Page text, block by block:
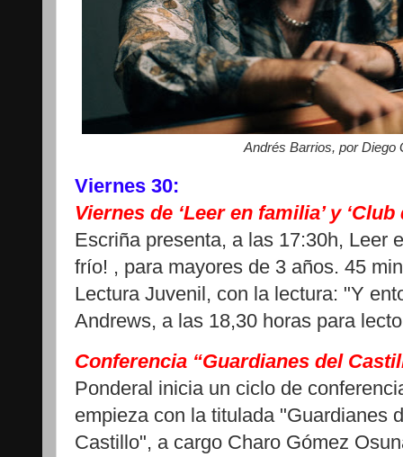
Andrés Barrios, por Diego
Viernes 30:
Viernes de ‘Leer en familia’ y
Escriña presenta, a las 17:30h, Leer
frío! , para mayores de 3 años. 45
Lectura Juvenil, con la lectura: "Y
Andrews, a las 18,30 horas para
Conferencia “Guardianes del
Ponderal inicia un ciclo de
empieza con la titulada "Guardianes
Castillo", a cargo Charo Gómez